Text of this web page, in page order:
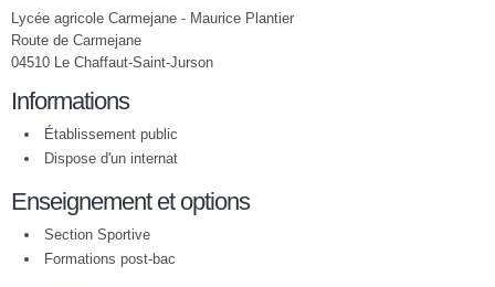
Lycée agricole Carmejane - Maurice Plantier
Route de Carmejane
04510 Le Chaffaut-Saint-Jurson
Informations
Établissement public
Dispose d'un internat
Enseignement et options
Section Sportive
Formations post-bac